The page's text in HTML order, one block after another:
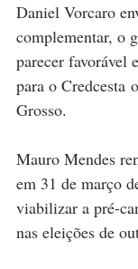
Daniel Vorcaro
complementar, o
parecer favorável
para o Credcesta
Grosso.
Mauro Mendes
em 31 de março
viabilizar a pré-
nas eleições de